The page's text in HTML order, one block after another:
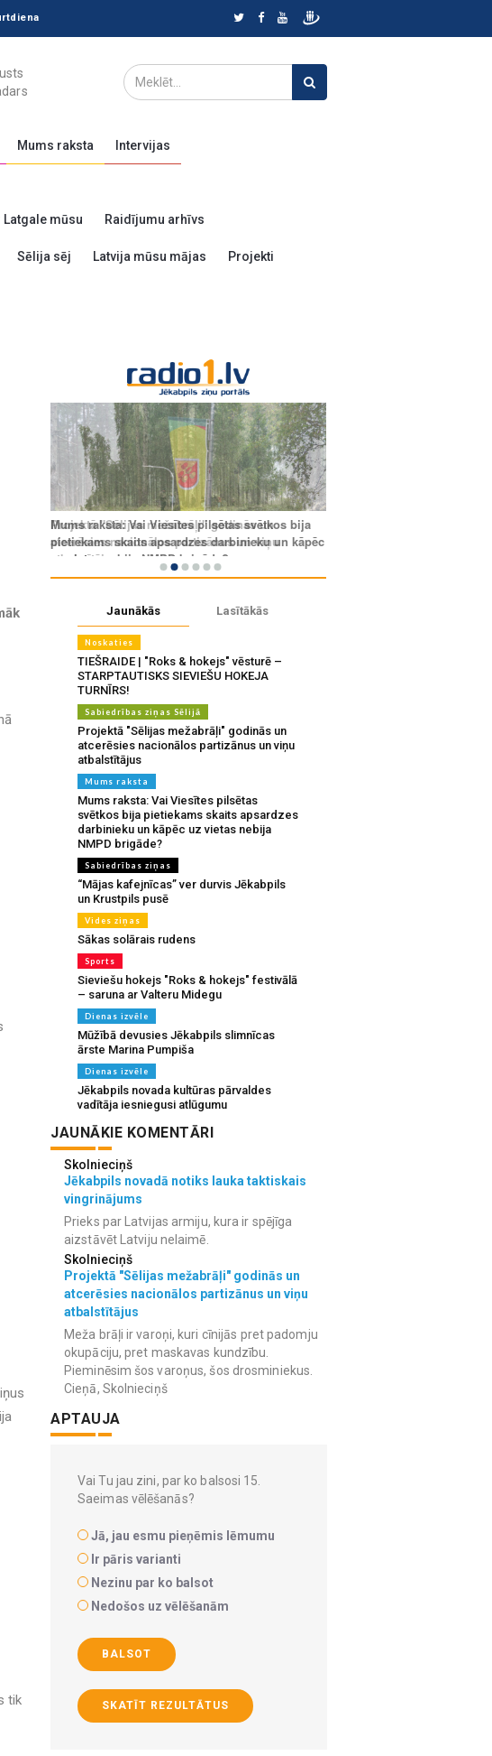
Mums raksta Intervijas
Latgale mūsu Raidījumu arhīvs
Sēlija sēj Latvija mūsu mājas Projekti
tik
Jaunākās Lasītākās
Noskaties
TIEŠRAIDE | "Roks & hokejs" vēsturē –
STARPTAUTISKS SIEVIEŠU HOKEJA
TURNĪRS!
Sabiedrības ziņas Sēlijā
Projektā "Sēlijas mežabrāļi" godinās un
atcerēsies nacionālos partizānus un viņu
atbalstītājus
Mums raksta
Mums raksta: Vai Viesītes pilsētas
svētkos bija pietiekams skaits apsardzes
darbinieku un kāpēc uz vietas nebija
NMPD brigāde?
Sabiedrības ziņas
“Mājas kafejnīcas” ver durvis Jēkabpils
un Krustpils pusē
Vides ziņas
Sākas solārais rudens
Sports
Sieviešu hokejs "Roks & hokejs" festivālā
– saruna ar Valteru Midegu
Dienas izvēle
Mūžībā devusies Jēkabpils slimnīcas
ārste Marina Pumpiša
Dienas izvēle
Jēkabpils novada kultūras pārvaldes
vadītāja iesniegusi atlūgumu
JAUNĀKIE KOMENTĀRI
Skolnieciņš
Jēkabpils novadā notiks lauka taktiskais
vingrinājums
Prieks par Latvijas armiju, kura ir spējīga
aizstāvēt Latviju nelaimē.
Skolnieciņš
Projektā "Sēlijas mežabrāļi" godinās un
atcerēsies nacionālos partizānus un viņu
atbalstītājus
Meža brāļi ir varoņi, kuri cīnijās pret padomju
okupāciju, pret maskavas kundzību.
Pieminēsim šos varoņus, šos drosminiekus.
Cieņā, Skolnieciņš
APTAUJA
Vai Tu jau zini, par ko balsosi 15.
Saeimas vēlēšanās?
Jā, jau esmu pieņēmis lēmumu
Ir pāris varianti
Nezinu par ko balsot
Nedošos uz vēlēšanām
BALSOT
SKATĪT REZULTĀTUS